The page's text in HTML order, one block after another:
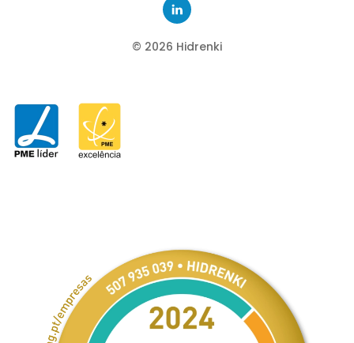
© 2026 Hidrenki